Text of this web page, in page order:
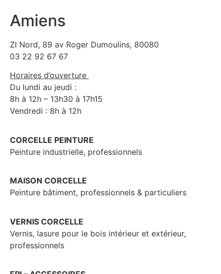
Amiens
ZI Nord, 89 av Roger Dumoulins, 80080
03 22 92 67 67
Horaires d’ouverture
Du lundi au jeudi :
8h à 12h – 13h30 à 17h15
Vendredi : 8h à 12h
CORCELLE PEINTURE
Peinture industrielle, professionnels
MAISON CORCELLE
Peinture bâtiment, professionnels & particuliers
VERNIS CORCELLE
Vernis, lasure pour le bois intérieur et extérieur,
professionnels